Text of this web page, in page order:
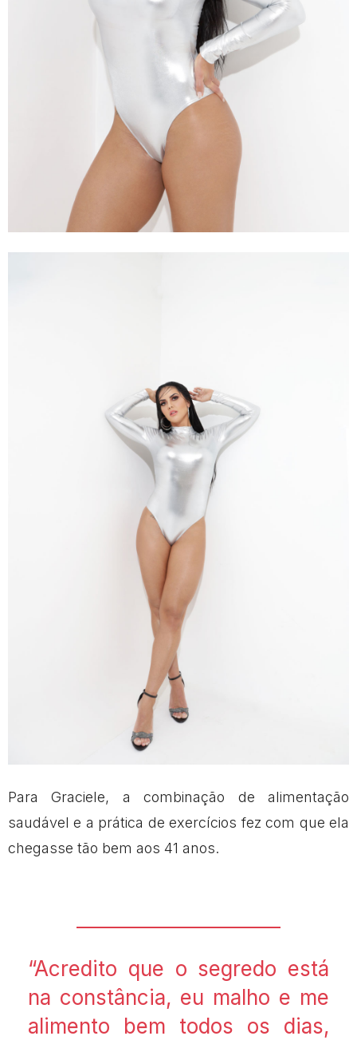
Para Graciele, a combinação de alimentação
saudável e a prática de exercícios fez com que ela
chegasse tão bem aos 41 anos.
“Acredito que o segredo está
na constância, eu malho e me
alimento bem todos os dias,